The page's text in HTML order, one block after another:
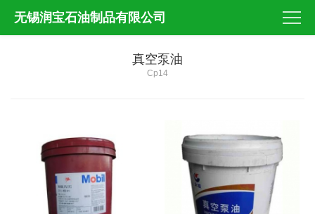
无锡润宝石油制品有限公司
真空泵油
Cp14